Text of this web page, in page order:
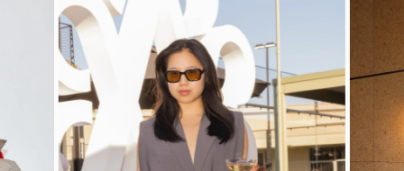
23CM (9.1")
18CM (7.1")
12CM (4.7")
予約商品の発送予定日は、商品ページおよびチェックアウト画面
に表示されています。エクスプレス配送は、予約商品およびパー
ソナライズ商品にはご利用いただけません。パーソナライズ商品
には通常より追加の処理時間をいただいておりますので、あらか
じめご了承ください。
詳しくは配送についてのページをご覧ください。